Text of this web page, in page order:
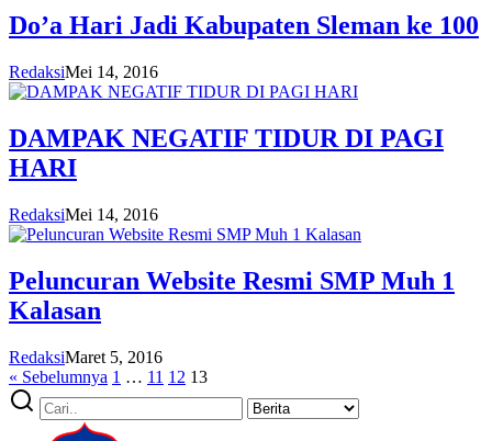
Do’a Hari Jadi Kabupaten Sleman ke 100
RedaksiMei 14, 2016
DAMPAK NEGATIF TIDUR DI PAGI
HARI
RedaksiMei 14, 2016
Peluncuran Website Resmi SMP Muh 1
Kalasan
RedaksiMaret 5, 2016
« Sebelumnya 1 … 11 12 13